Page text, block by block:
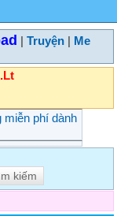
Truyện
Me
miễn phí dành